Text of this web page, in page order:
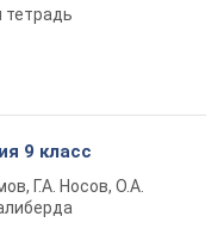
тетрадь
9 класс
Г.А. Носов, О.А.